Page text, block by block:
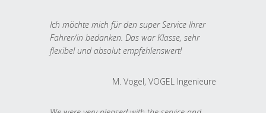
Ich möchte mich für den super Service Ihrer
Fahrer/in bedanken. Das war Klasse, sehr
flexibel und absolut empfehlenswert!
M. Vogel, VOGEL Ingenieure